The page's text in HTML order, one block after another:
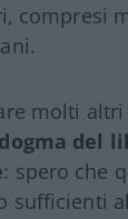
compresi
molti altri
del
: spero che
sufficienti